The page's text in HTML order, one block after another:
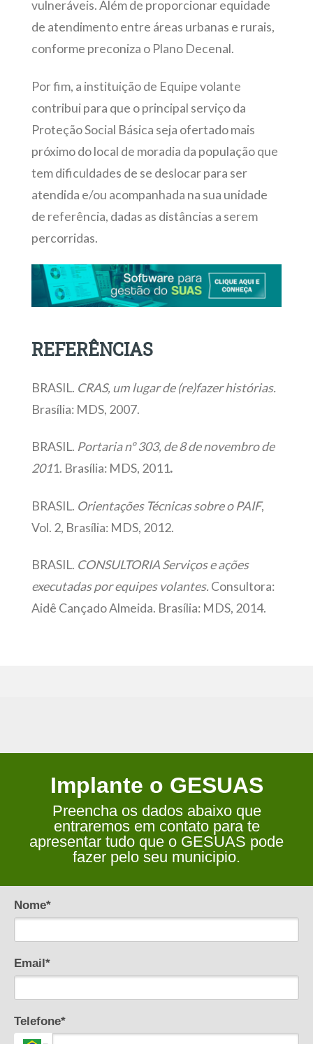
vulneráveis. Além de proporcionar equidade
de atendimento entre áreas urbanas e rurais,
conforme preconiza o Plano Decenal.
Por fim, a instituição de Equipe volante
contribui para que o principal serviço da
Proteção Social Básica seja ofertado mais
próximo do local de moradia da população que
tem dificuldades de se deslocar para ser
atendida e/ou acompanhada na sua unidade
de referência, dadas as distâncias a serem
percorridas.
REFERÊNCIAS
BRASIL. CRAS, um lugar de (re)fazer histórias.
Brasília: MDS, 2007.
BRASIL. Portaria nº 303, de 8 de novembro de
2011. Brasília: MDS, 2011.
BRASIL. Orientações Técnicas sobre o PAIF,
Vol. 2, Brasília: MDS, 2012.
BRASIL. CONSULTORIA Serviços e ações
executadas por equipes volantes. Consultora:
Aidê Cançado Almeida. Brasília: MDS, 2014.
Implante o GESUAS
Preencha os dados abaixo que
entraremos em contato para te
apresentar tudo que o GESUAS pode
fazer pelo seu municipio.
Nome*
Email*
Telefone*